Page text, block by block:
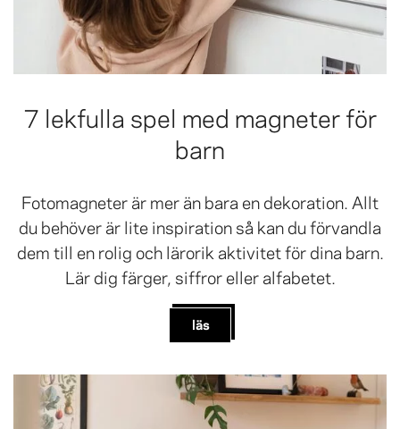
7 lekfulla spel med magneter för
barn
Fotomagneter är mer än bara en dekoration. Allt
du behöver är lite inspiration så kan du förvandla
dem till en rolig och lärorik aktivitet för dina barn.
Lär dig färger, siffror eller alfabetet.
läs